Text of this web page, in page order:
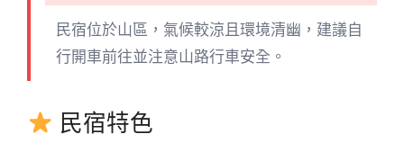
民宿位於山區，氣候較涼且環境清幽，建議自
行開車前往並注意山路行車安全。
民宿特色